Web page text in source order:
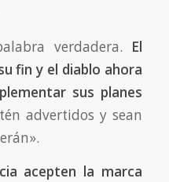
verdadera. El
fin y el diablo ahora
sus planes
advertidos y sean
acepten la marca